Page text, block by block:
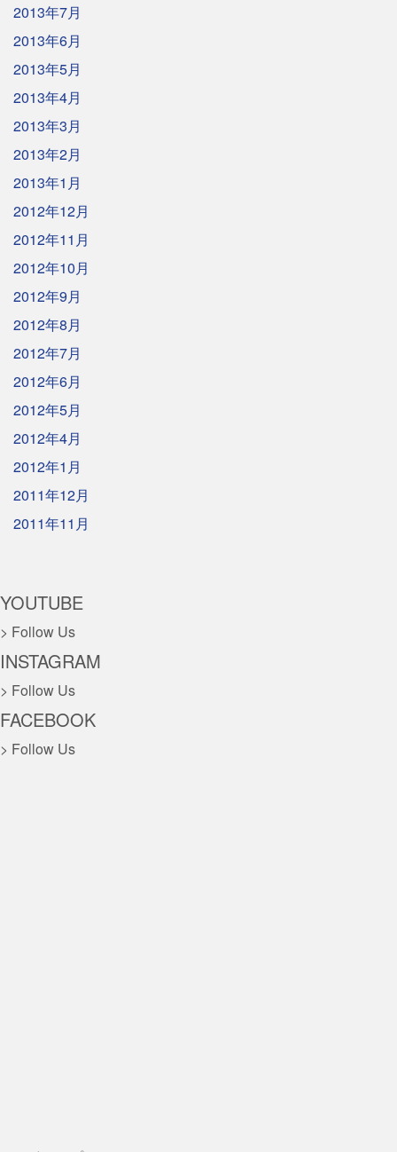
2013年7月
2013年6月
2013年5月
2013年4月
2013年3月
2013年2月
2013年1月
2012年12月
2012年11月
2012年10月
2012年9月
2012年8月
2012年7月
2012年6月
2012年5月
2012年4月
2012年1月
2011年12月
2011年11月
YOUTUBE
> Follow Us
INSTAGRAM
> Follow Us
FACEBOOK
> Follow Us